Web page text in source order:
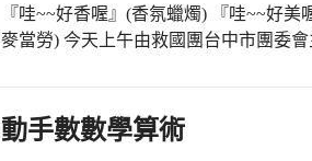
『哇~~好香喔』(香氛蠟燭) 『哇~~好
麥當勞) 今天上午由救國團台中市團委會主辦，忠孝國小輔導室協辦，《愛‧分享》
驗學習的美好時光，大家都好開心。 孩子們一早到學校集合，製作香氛蠟燭時，整
個教室瀰漫非常多不同種類的香氛味道
動手數數學算術